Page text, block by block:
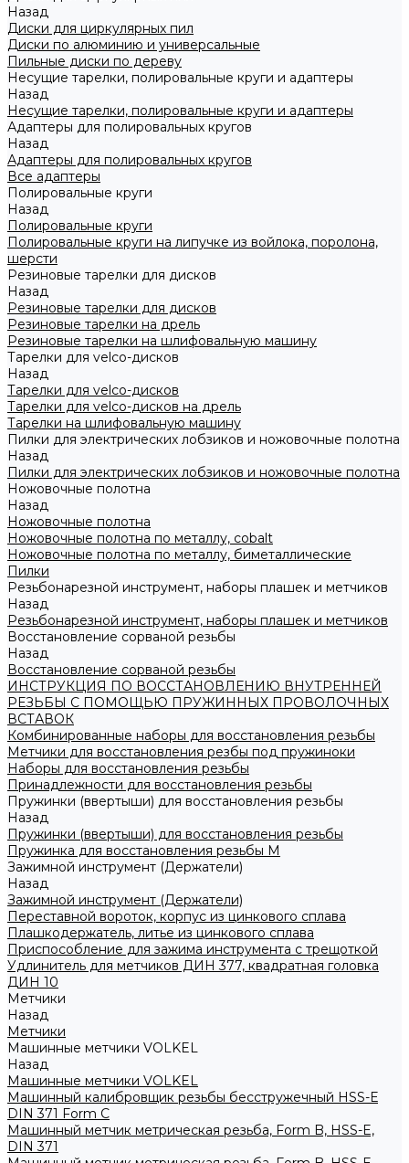
Назад
Диски для циркулярных пил
Диски по алюминию и универсальные
Пильные диски по дереву
Несущие тарелки, полировальные круги и адаптеры
Назад
Несущие тарелки, полировальные круги и адаптеры
Адаптеры для полировальных кругов
Назад
Адаптеры для полировальных кругов
Все адаптеры
Полировальные круги
Назад
Полировальные круги
Полировальные круги на липучке из войлока, поролона,
шерсти
Резиновые тарелки для дисков
Назад
Резиновые тарелки для дисков
Резиновые тарелки на дрель
Резиновые тарелки на шлифовальную машину
Тарелки для velco-дисков
Назад
Тарелки для velco-дисков
Тарелки для velco-дисков на дрель
Тарелки на шлифовальную машину
Пилки для электрических лобзиков и ножовочные полотна
Назад
Пилки для электрических лобзиков и ножовочные полотна
Ножовочные полотна
Назад
Ножовочные полотна
Ножовочные полотна по металлу, cobalt
Ножовочные полотна по металлу, биметаллические
Пилки
Резьбонарезной инструмент, наборы плашек и метчиков
Назад
Резьбонарезной инструмент, наборы плашек и метчиков
Восстановление сорваной резьбы
Назад
Восстановление сорваной резьбы
ИНСТРУКЦИЯ ПО ВОССТАНОВЛЕНИЮ ВНУТРЕННЕЙ
РЕЗЬБЫ С ПОМОЩЬЮ ПРУЖИННЫХ ПРОВОЛОЧНЫХ
ВСТАВОК
Комбинированные наборы для восстановления резьбы
Метчики для восстановления резбы под пружиноки
Наборы для восстановления резьбы
Принадлежности для восстановления резьбы
Пружинки (ввертыши) для восстановления резьбы
Назад
Пружинки (ввертыши) для восстановления резьбы
Пружинка для восстановления резьбы M
Зажимной инструмент (Держатели)
Назад
Зажимной инструмент (Держатели)
Переставной вороток, корпус из цинкового сплава
Плашкодержатель, литье из цинкового сплава
Приспособление для зажима инструмента с трещоткой
Удлинитель для метчиков ДИН 377, квадратная головка
ДИН 10
Метчики
Назад
Метчики
Машинные метчики VOLKEL
Назад
Машинные метчики VOLKEL
Машинный калибровщик резьбы бесстружечный HSS-Е
DIN 371 Form C
Машинный метчик метрическая резьба, Form B, HSS-E,
DIN 371